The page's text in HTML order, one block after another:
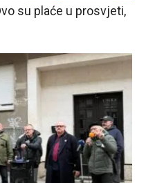
su plaće u prosvjeti,